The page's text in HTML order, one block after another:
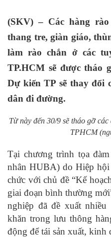
(SKV) – Các hàng
thang tre, giàn giáo,
làm rào chắn ở các
TP.HCM sẽ được tháo
Dự kiến TP sẽ thay đổi
dân đi đường.
Từ này đến 30/9 sẽ tháo gỡ
TPHCM
Tại chương trình tọa
nhân HUBA) do Hiệp
chức với chủ đề “Kế
giai đoạn bình thường
nghiệp đã đề xuất
khăn trong lưu thông
động để tái sản xuất, kinh